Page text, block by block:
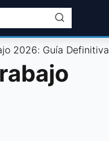
2026: Guía Definitiva